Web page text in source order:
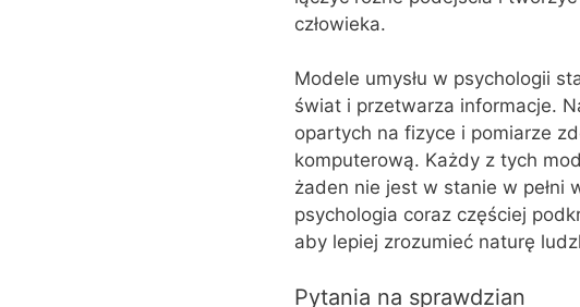
człowieka.
Modele umysłu w psychologii
świat i przetwarza informacje.
opartych na fizyce i pomiarze
komputerową. Każdy z tych
żaden nie jest w stanie w pełni
psychologia coraz częściej
aby lepiej zrozumieć naturę
Pytania na sprawdzian